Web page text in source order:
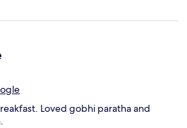
Loved gobhi paratha and